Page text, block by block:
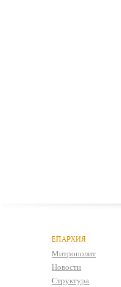
ЕПАРХИЯ
Митрополит
Новости
Структура